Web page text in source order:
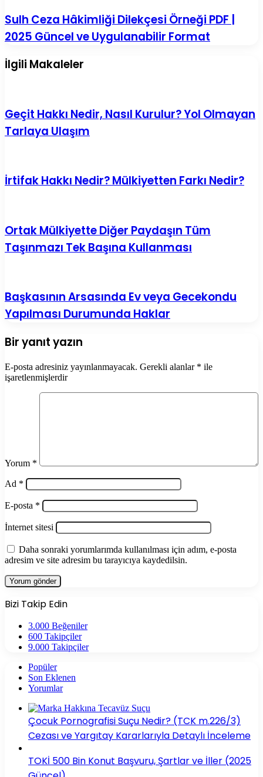
Dilekçesi
|
2025
Rehber
Sulh
Ceza
Hâkimliği
Örneği
PDF
ve
Uygulanabilir
Format
Sulh Ceza Hâkimliği Dilekçesi Örneği PDF |
2025 Güncel ve Uygulanabilir Format
İlgili Makaleler
Geçit Hakkı Nedir, Nasıl Kurulur? Yol Olmayan
Tarlaya Ulaşım
İrtifak Hakkı Nedir? Mülkiyetten Farkı Nedir?
Ortak Mülkiyette Diğer Paydaşın Tüm
Taşınmazı Tek Başına Kullanması
Başkasının Arsasında Ev veya Gecekondu
Yapılması Durumunda Haklar
Bir yanıt yazın
E-posta adresiniz yayınlanmayacak. Gerekli alanlar * ile
işaretlenmişlerdir
Yorum *
Ad *
E-posta *
İnternet sitesi
Daha sonraki yorumlarımda kullanılması için adım, e-posta
adresim ve site adresim bu tarayıcıya kaydedilsin.
Bizi Takip Edin
3.000 Beğeniler
600 Takipçiler
9.000 Takipçiler
Popüler
Son Eklenen
Yorumlar
Çocuk Pornografisi Suçu Nedir? (TCK m.226/3)
Cezası ve Yargıtay Kararlarıyla Detaylı İnceleme
TOKİ 500 Bin Konut Başvuru, Şartlar ve İller (2025